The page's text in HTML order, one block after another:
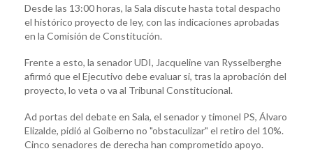
Desde las 13:00 horas, la Sala discute hasta total despacho
el histórico proyecto de ley, con las indicaciones aprobadas
en la Comisión de Constitución.
Frente a esto, la senador UDI, Jacqueline van Rysselberghe
afirmó que el Ejecutivo debe evaluar si, tras la aprobación del
proyecto, lo veta o va al Tribunal Constitucional.
Ad portas del debate en Sala, el senador y timonel PS, Álvaro
Elizalde, pidió al Goiberno no "obstaculizar" el retiro del 10%.
Cinco senadores de derecha han comprometido apoyo.